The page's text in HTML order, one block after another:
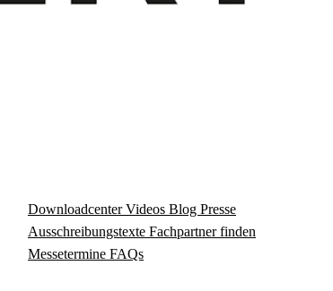
Download­centerVideos Blog Presse
Ausschreibungstexte Fachpartner finden
Messetermine FAQs